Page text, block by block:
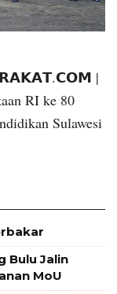
|
RI ke 80
Sulawesi
Bulu Jalin
MoU